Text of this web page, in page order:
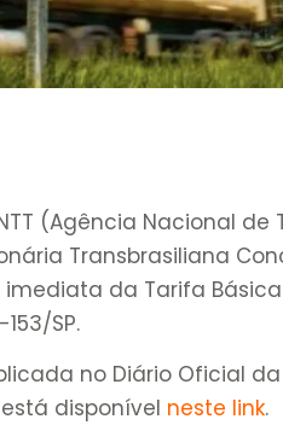
(Agência Nacional de
Transbrasiliana
da Tarifa
SP.
no Diário Oficial
disponível neste link.